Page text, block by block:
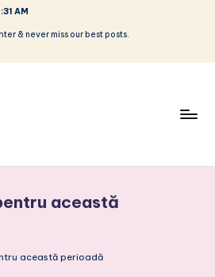
AM
& never miss our best posts.
această
această perioadă